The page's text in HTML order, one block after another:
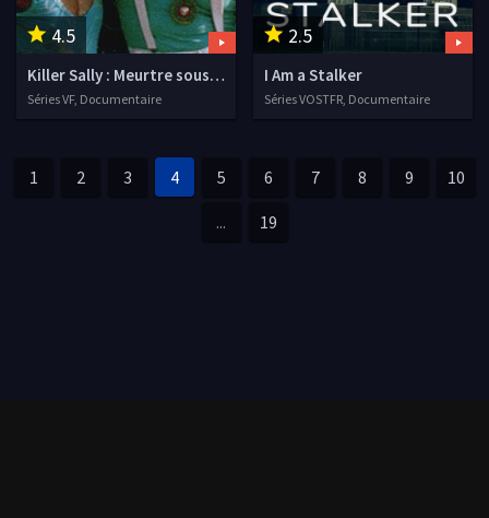
4.5
Killer Sally : Meurtre sous stéroïdes
Séries VF, Documentaire
2.5
I Am a Stalker
Séries VOSTFR, Documentaire
1 2 3 4 5 6 7 8 9 10
... 19